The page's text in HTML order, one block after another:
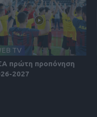
TV
πρώτη προπόνηση
2027